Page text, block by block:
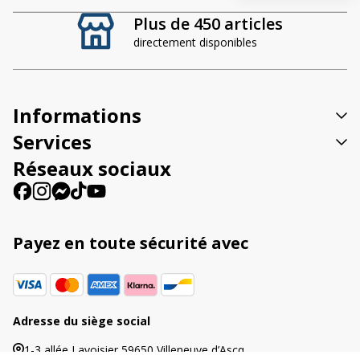
Plus de 450 articles
directement disponibles
t
i
v
e
:
Informations
Services
Réseaux sociaux
Payez en toute sécurité avec
Adresse du siège social
1-3 allée Lavoisier 59650 Villeneuve d’Ascq